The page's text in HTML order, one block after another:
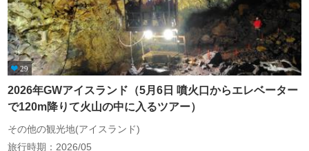
29
2026年GWアイスランド（5月6日 噴火口からエレベーター
で120m降りて火山の中に入るツアー）
その他の観光地(アイスランド)
旅行時期：2026/05